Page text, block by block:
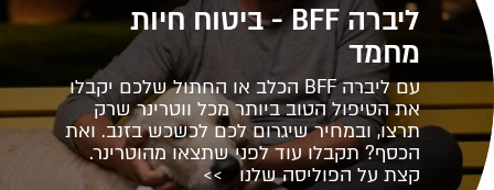
ליברה BFF - ביטוח חיות
מחמד
עם ליברה BFF הכלב או החתול שלכם יקבלו
את הטיפול הטוב ביותר מכל ווטרינר שרק
תרצו, ובמחיר שיגרום לכם לכשכש בזנב. ואת
הכסף? תקבלו עוד לפני שתצאו מהוטרינר.
קצת על הפוליסה שלנו >>